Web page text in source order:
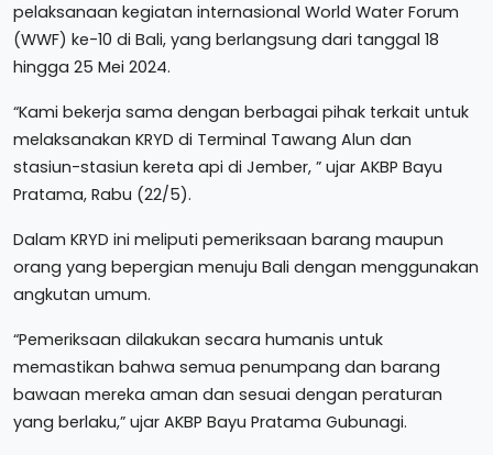
pelaksanaan kegiatan internasional World Water Forum
(WWF) ke-10 di Bali, yang berlangsung dari tanggal 18
hingga 25 Mei 2024.
“Kami bekerja sama dengan berbagai pihak terkait untuk
melaksanakan KRYD di Terminal Tawang Alun dan
stasiun-stasiun kereta api di Jember, ” ujar AKBP Bayu
Pratama, Rabu (22/5).
Dalam KRYD ini meliputi pemeriksaan barang maupun
orang yang bepergian menuju Bali dengan menggunakan
angkutan umum.
“Pemeriksaan dilakukan secara humanis untuk
memastikan bahwa semua penumpang dan barang
bawaan mereka aman dan sesuai dengan peraturan
yang berlaku,” ujar AKBP Bayu Pratama Gubunagi.